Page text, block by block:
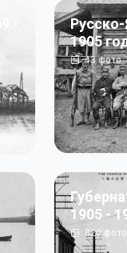
-
1905
43фото
1905 -
820фото